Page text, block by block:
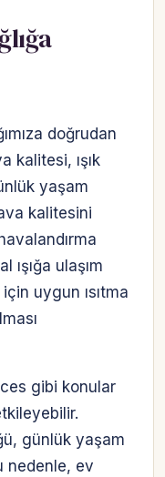
doğrudan
kalitesi, ışık
yaşam
kalitesini
ışığa ulaşım
uygun ısıtma
gibi konular
günlük yaşam
nedenle, ev